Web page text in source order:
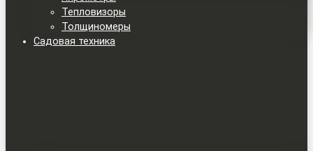
Тепловизоры
Толщиномеры
Садовая техника